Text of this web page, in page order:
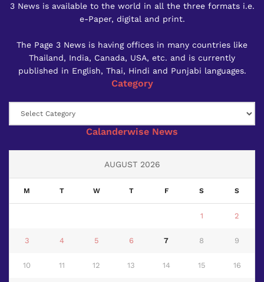
3 News is available to the world in all the three formats i.e.
e-Paper, digital and print.
The Page 3 News is having offices in many countries like
Thailand, India, Canada, USA, etc. and is currently
published in English, Thai, Hindi and Punjabi languages.
Category
Calanderwise News
AUGUST 2026
M T W T F S S
1 2
3 4 5 6 7 8 9
10 11 12 13 14 15 16